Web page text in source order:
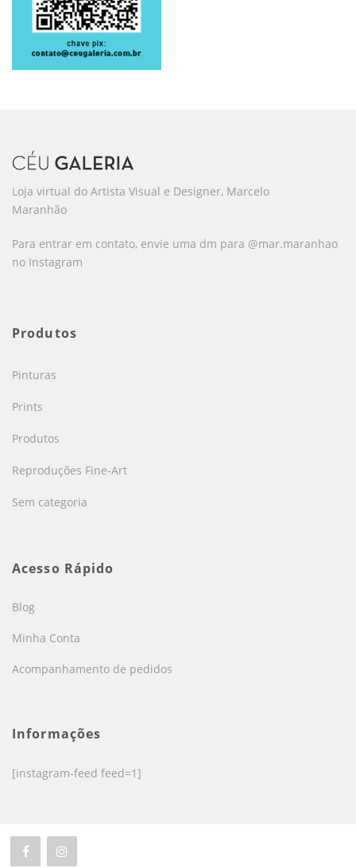
Loja virtual do Artista Visual e Designer, Marcelo
Maranhão
Para entrar em contato, envie uma dm para @mar.maranhao
no Instagram
Produtos
Pinturas
Prints
Produtos
Reproduções Fine-Art
Sem categoria
Acesso Rápido
Blog
Minha Conta
Acompanhamento de pedidos
Informações
[instagram-feed feed=1]